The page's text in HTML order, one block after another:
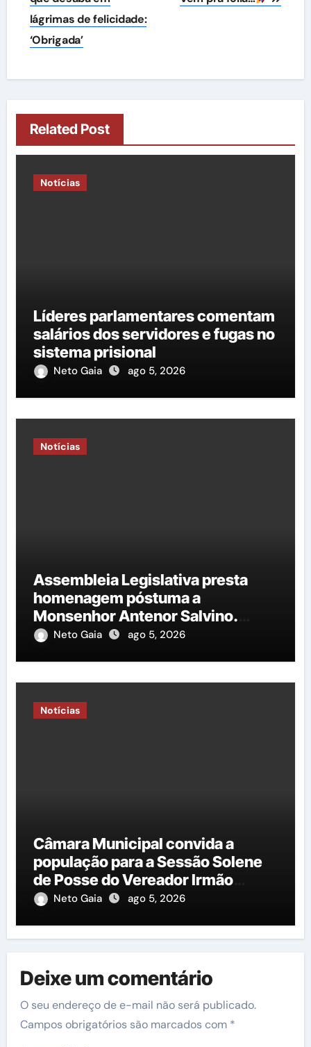
lágrimas de felicidade:
‘Obrigada’
Related Post
Notícias
Líderes parlamentares comentam
salários dos servidores e fugas no
sistema prisional
Neto Gaia ago 5, 2026
Notícias
Assembleia Legislativa presta
homenagem póstuma a
Monsenhor Antenor Salvino.
Saiba mais!
Neto Gaia ago 5, 2026
Notícias
Câmara Municipal convida a
população para a Sessão Solene
de Posse do Vereador Irmão
Cícero
Neto Gaia ago 5, 2026
Deixe um comentário
O seu endereço de e-mail não será publicado.
Campos obrigatórios são marcados com *